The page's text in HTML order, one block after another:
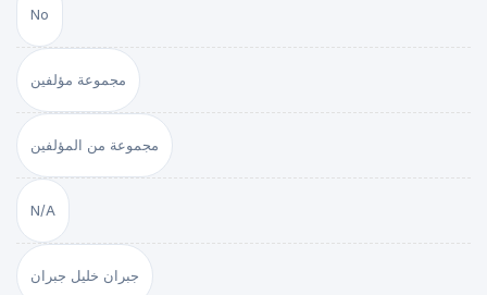
No
مجموعة مؤلفين
مجموعة من المؤلفين
N/A
جبران خليل جبران